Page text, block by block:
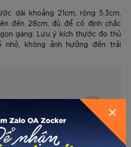
dài khoảng 21cm, rộng 5.3cm,
đến 28cm, đủ để cố định chắc
gàng. Lưu ý kích thước đo thủ
không ảnh hưởng đến trải
ĐỂ ZOCKER TƯ
CHO BẠN